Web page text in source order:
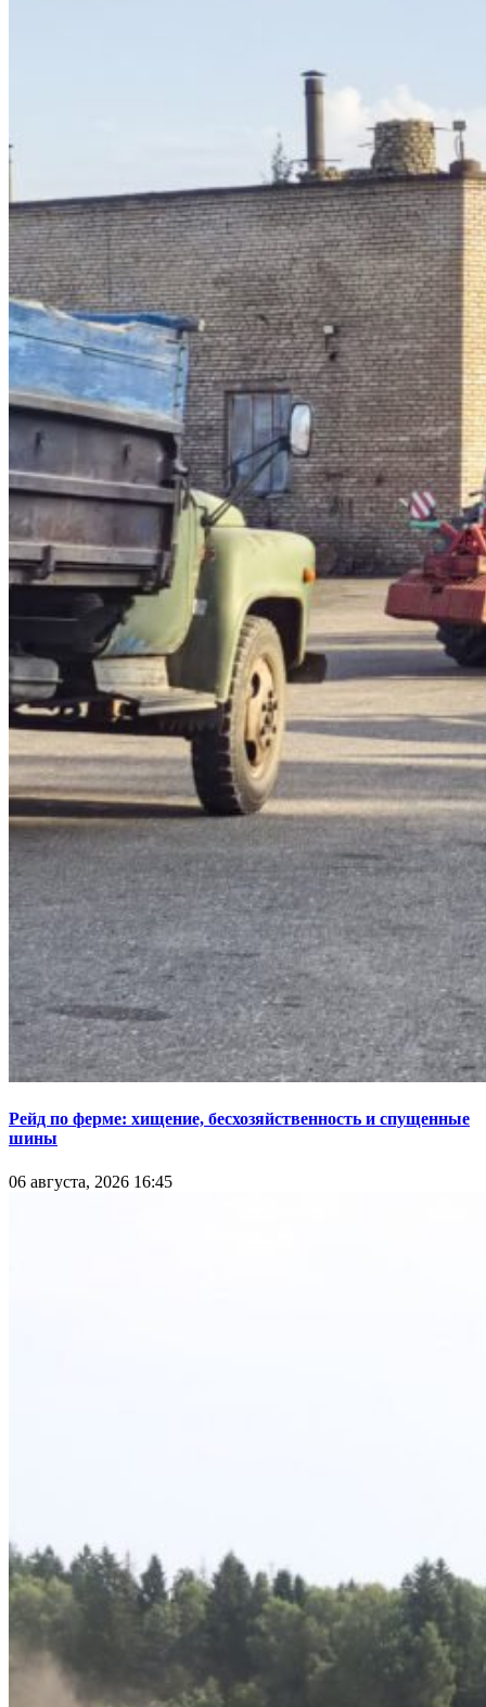
Рейд по ферме: хищение, бесхозяйственность и спущенные
шины
06 августа, 2026 16:45